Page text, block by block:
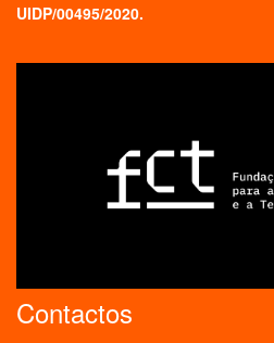
UIDP/00495/2020.
Contactos